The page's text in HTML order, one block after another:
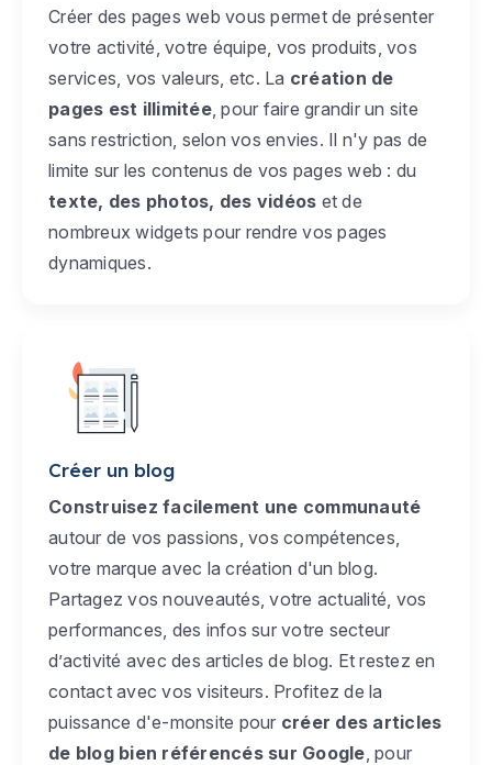
Créer des pages web vous permet de présenter
votre activité, votre équipe, vos produits, vos
services, vos valeurs, etc. La création de
pages est illimitée, pour faire grandir un site
sans restriction, selon vos envies. Il n'y pas de
limite sur les contenus de vos pages web : du
texte, des photos, des vidéos et de
nombreux widgets pour rendre vos pages
dynamiques.
Créer un blog
Construisez facilement une communauté
autour de vos passions, vos compétences,
votre marque avec la création d'un blog.
Partagez vos nouveautés, votre actualité, vos
performances, des infos sur votre secteur
d’activité avec des articles de blog. Et restez en
contact avec vos visiteurs. Profitez de la
puissance d'e-monsite pour créer des articles
de blog bien référencés sur Google , pour